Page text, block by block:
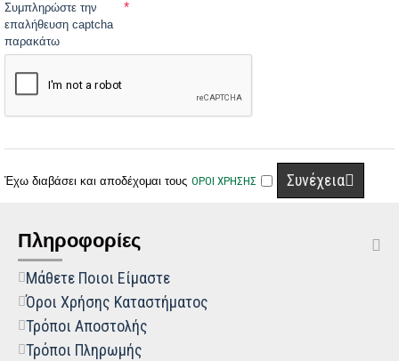
Συμπληρώστε την
επαλήθευση captcha
παρακάτω
Έχω διαβάσει και αποδέχομαι τους ΟΡΟΙ ΧΡΗΣΗΣ Συνέχεια
Πληροφορίες
Μάθετε Ποιοι Είμαστε
Όροι Χρήσης Καταστήματος
Τρόποι Αποστολής
Τρόποι Πληρωμής